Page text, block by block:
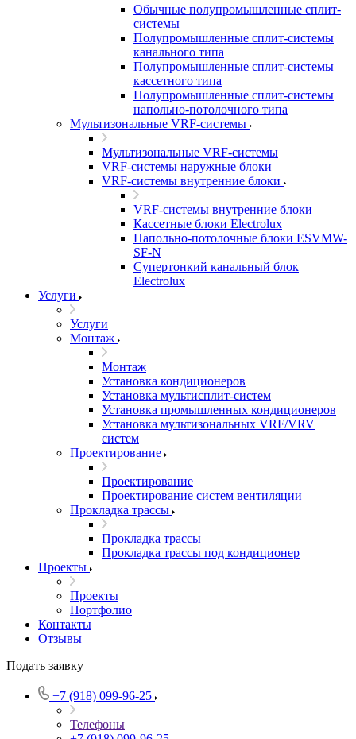
Обычные полупромышленные сплит-
системы
Полупромышленные сплит-системы
канального типа
Полупромышленные сплит-системы
кассетного типа
Полупромышленные сплит-системы
напольно-потолочного типа
Мультизональные VRF-системы
Мультизональные VRF-системы
VRF-системы наружные блоки
VRF-системы внутренние блоки
VRF-системы внутренние блоки
Кассетные блоки Electrolux
Напольно-потолочные блоки ESVMW-
SF-N
Супертонкий канальный блок
Electrolux
Услуги
Услуги
Монтаж
Монтаж
Установка кондиционеров
Установка мультисплит-систем
Установка промышленных кондиционеров
Установка мультизональных VRF/VRV
систем
Проектирование
Проектирование
Проектирование систем вентиляции
Прокладка трассы
Прокладка трассы
Прокладка трассы под кондиционер
Проекты
Проекты
Портфолио
Контакты
Отзывы
Подать заявку
+7 (918) 099-96-25
Телефоны